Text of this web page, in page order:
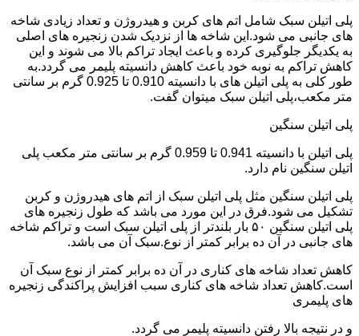
پلی اتیلن سبک شامل اتم های کربن و هیدروژن و تعداد زیادی شاخه
های جانبی می شود.این شاخه ها از نزدیک شدن زنجیره های اصلی
به یکدیگر جلوگیری کرده و باعث ایجاد تراکم بالا می شوند و این
کاهش تراکم به نوبه خود باعث کاهش دانسیته پلیمر می گردد.به
طور کلی به پلی اتیلن های با دانسیته 0.910 تا 0.925 گرم بر سانتی
متر مکعب،پلی اتیلن سبک میتوان گفت.
پلی اتیلن سنگین
پلی اتیلن با دانسیته 0.941 تا 0.959 گرم بر سانتی متر مکعب پلی
اتیلن سنگین نام دارد.
پلی اتیلن سنگین مثل پلی اتیلن سبک از اتم های هیدروژن و کربن
تشکیل می شود.فرق در این مورد می باشد که طول زنجیره های
پلی اتیلن سنگین ۵۰ بار بلندتر از پلی اتیلن سبک است و تراکم شاخه
های جانبی در آن ده برابر کمتر از نوع.سبک آن می باشد.
کاهش تعداد شاخه های کناری در آن ده برابر کمتر از نوع سبک آن
است.کاهش تعداد شاخه های کناری سبب افزایش پراکندگی زنجیره
های پلیمری
و در نتیجه بالا رفتن دانسیته پلیمر می گردد.